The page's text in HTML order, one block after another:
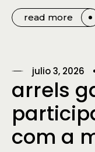
read more
julio 3, 2026
arrels
com a